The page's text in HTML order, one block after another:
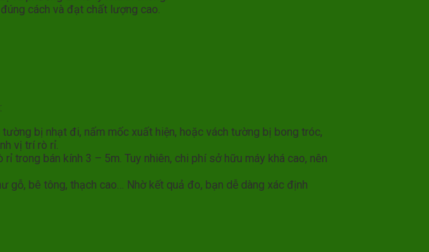
cách và đạt chất lượng cao.
bị nhạt đi, nấm mốc xuất hiện, hoặc vách tường bị bong tróc,
vị trí rò rỉ.
trong bán kính 3 – 5m. Tuy nhiên, chi phí sở hữu máy khá cao, nên
gỗ, bê tông, thạch cao… Nhờ kết quả đo, bạn dễ dàng xác định